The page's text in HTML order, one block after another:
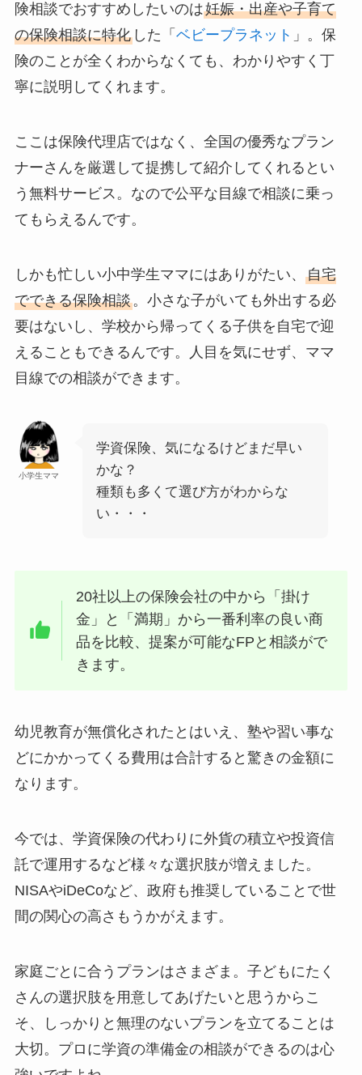
険相談でおすすめしたいのは妊娠・出産や子育て
の保険相談に特化した「 ベビープラネット 」。保
険のことが全くわからなくても、わかりやすく丁
寧に説明してくれます。
ここは保険代理店ではなく、全国の優秀なプラン
ナーさんを厳選して提携して紹介してくれるとい
う無料サービス。なので公平な目線で相談に乗っ
てもらえるんです。
しかも忙しい小中学生ママにはありがたい、 自宅
でできる保険相談。小さな子がいても外出する必
要はないし、学校から帰ってくる子供を自宅で迎
えることもできるんです。人目を気にせず、ママ
目線での相談ができます。
小学生ママ
学資保険、気になるけどまだ早い
かな？
種類も多くて選び方がわからな
い・・・
20社以上の保険会社の中から「掛け
金」と「満期」から一番利率の良い商
品を比較、提案が可能なFPと相談がで
きます。
幼児教育が無償化されたとはいえ、塾や習い事な
どにかかってくる費用は合計すると驚きの金額に
なります。
今では、学資保険の代わりに外貨の積立や投資信
託で運用するなど様々な選択肢が増えました。
NISAやiDeCoなど、政府も推奨していることで世
間の関心の高さもうかがえます。
家庭ごとに合うプランはさまざま。子どもにたく
さんの選択肢を用意してあげたいと思うからこ
そ、しっかりと無理のないプランを立てることは
大切。プロに学資の準備金の相談ができるのは心